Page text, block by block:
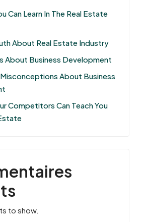
Can Learn In The Real Estate
About Real Estate Industry
About Business Development
About Business
Competitors Can Teach You
to show.